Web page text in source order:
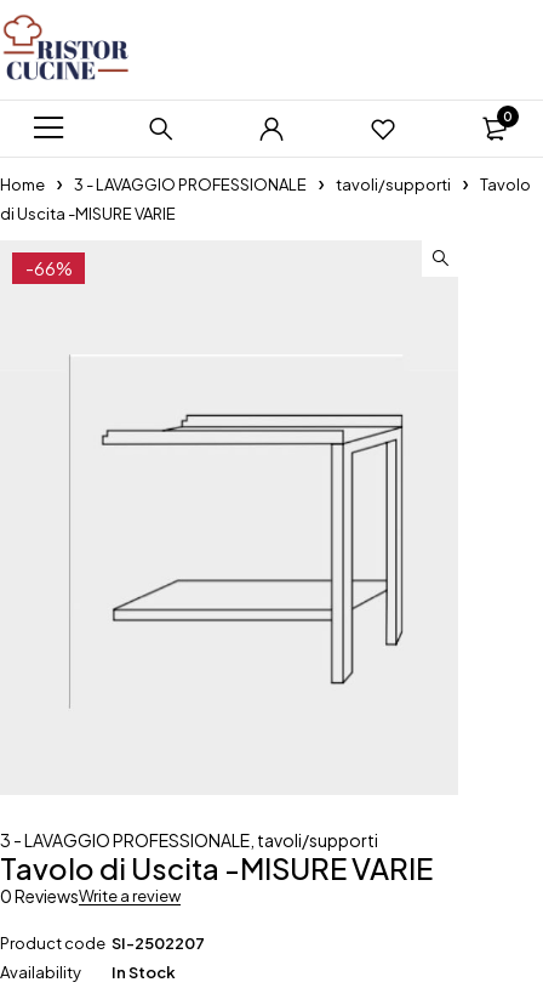
0
Home 3 - LAVAGGIO PROFESSIONALE tavoli/supporti
Tavolo
di Uscita -MISURE VARIE
-66%
3 - LAVAGGIO PROFESSIONALE tavoli/supporti
Tavolo di Uscita -MISURE VARIE
0 ReviewsWrite a review
Product code SI-2502207
Availability
In Stock